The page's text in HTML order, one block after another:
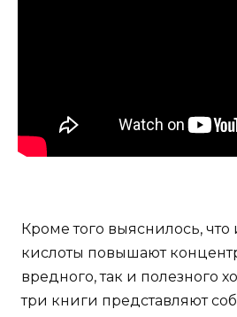
Кроме того выяснилось,
кислоты повышают
вредного, так и полезного
три книги представляют